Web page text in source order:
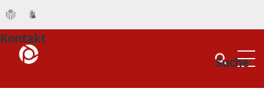
Suche
Kontakt